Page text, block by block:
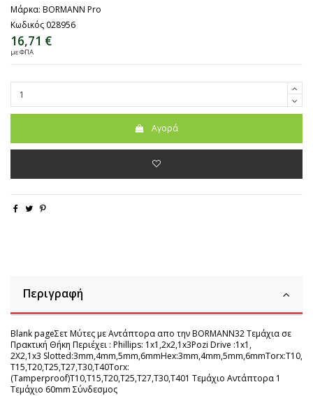
Μάρκα: BORMANN Pro
Κωδικός 028956
16,71 €
με ΦΠΑ
Αγορά
Περιγραφή
Blank pageΣετ Μύτες με Αντάπτορα απο την BORMANN32 Τεμάχια σε
Πρακτική Θήκη Περιέχει : Phillips: 1x1,2x2,1x3Pozi Drive :1x1,
2X2,1x3 Slotted:3mm,4mm,5mm,6mmHex:3mm,4mm,5mm,6mmTorx:T10,
T15,T20,T25,T27,T30,T40Torx:
(Tamperproof)T10,T15,T20,T25,T27,T30,T401 Τεμάχιο Αντάπτορα 1
Τεμάχιο 60mm Σύνδεσμος